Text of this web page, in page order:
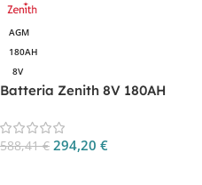
AGM
180AH
8V
Batteria Zenith 8V 180AH
588,41€ 294,20 €